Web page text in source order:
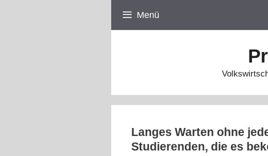
Menü
Langes Warten ohne
Studierenden, die es